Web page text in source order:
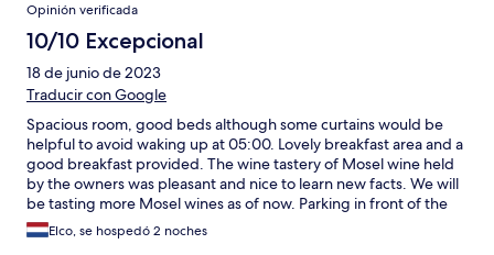
Opinión verificada
10/10 Excepcional
18 de junio de 2023
Traducir con Google
Spacious room, good beds although some curtains would be
helpful to avoid waking up at 05:00. Lovely breakfast area and a
good breakfast provided. The wine tastery of Mosel wine held
by the owners was pleasant and nice to learn new facts. We will
be tasting more Mosel wines as of now. Parking in front of the
building is nice. Great outdoor scenery for hiking, biking and
watersports and motorbiking. Be aware that cash is often
Elco, se hospedó 2 noches